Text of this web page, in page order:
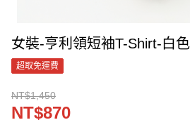
女裝-亨利領短袖T-Shirt-白色
超取免運費
NT$1,450
NT$870